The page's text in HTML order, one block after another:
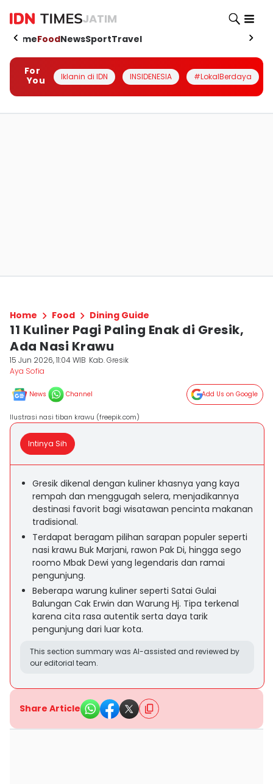
JATIM
HomeFoodNewsSportTravel
For
You
Iklanin di IDN INSIDENESIA #LokalBerdaya
Home Food Dining Guide
11 Kuliner Pagi Paling Enak di Gresik,
Ada Nasi Krawu
15 Jun 2026, 11:04 WIB Kab. Gresik
Aya Sofia
News Channel Add Us on Google
Ilustrasi nasi tiban krawu (freepik.com)
Intinya Sih
Gresik dikenal dengan kuliner khasnya yang kaya
rempah dan menggugah selera, menjadikannya
destinasi favorit bagi wisatawan pencinta makanan
tradisional.
Terdapat beragam pilihan sarapan populer seperti
nasi krawu Buk Marjani, rawon Pak Di, hingga sego
roomo Mbak Dewi yang legendaris dan ramai
pengunjung.
Beberapa warung kuliner seperti Satai Gulai
Balungan Cak Erwin dan Warung Hj. Tipa terkenal
karena cita rasa autentik serta daya tarik
pengunjung dari luar kota.
This section summary was AI-assisted and reviewed by
our editorial team.
Share Article